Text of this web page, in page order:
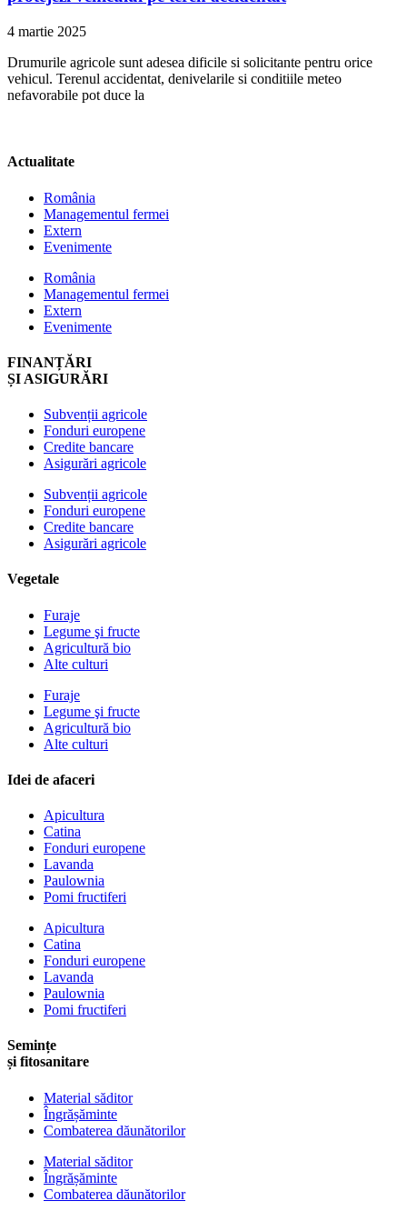
4 martie 2025
Drumurile agricole sunt adesea dificile si solicitante pentru orice
vehicul. Terenul accidentat, denivelarile si conditiile meteo
nefavorabile pot duce la
Actualitate
România
Managementul fermei
Extern
Evenimente
România
Managementul fermei
Extern
Evenimente
FINANȚĂRI
ȘI ASIGURĂRI
Subvenții agricole
Fonduri europene
Credite bancare
Asigurări agricole
Subvenții agricole
Fonduri europene
Credite bancare
Asigurări agricole
Vegetale
Furaje
Legume şi fructe
Agricultură bio
Alte culturi
Furaje
Legume şi fructe
Agricultură bio
Alte culturi
Idei de afaceri
Apicultura
Catina
Fonduri europene
Lavanda
Paulownia
Pomi fructiferi
Apicultura
Catina
Fonduri europene
Lavanda
Paulownia
Pomi fructiferi
Semințe
și fitosanitare
Material săditor
Îngrășăminte
Combaterea dăunătorilor
Material săditor
Îngrășăminte
Combaterea dăunătorilor